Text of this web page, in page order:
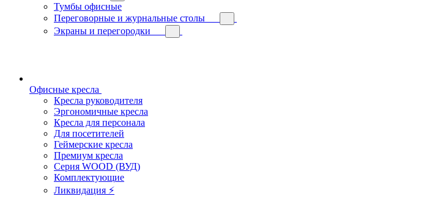
Тумбы офисные
Переговорные и журнальные столы
Экраны и перегородки
Офисные кресла
Кресла руководителя
Эргономичные кресла
Кресла для персонала
Для посетителей
Геймерские кресла
Премиум кресла
Серия WOOD (ВУД)
Комплектующие
Ликвидация ⚡